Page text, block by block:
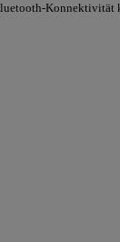
Konnektivität